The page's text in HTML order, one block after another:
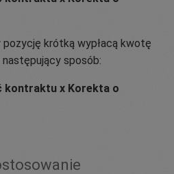
krótką wypłacą kwotę
sposób:
kontraktu x Korekta o